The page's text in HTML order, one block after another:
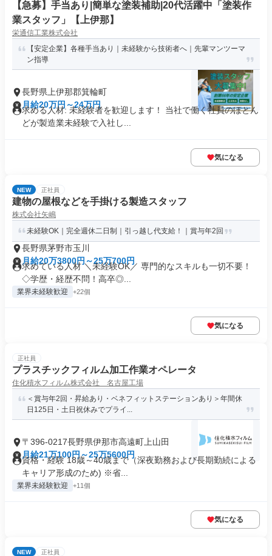
【急募】手当あり|簡単な塗装補助|20代活躍中「塗装作
業スタッフ」【上伊那】
栄通信工業株式会社
【安定企業】各種手当あり｜未経験から技術者へ｜先輩マンツーマ
ン指導
長野県上伊那郡箕輪町
月給20万円～24万円
求める人材: 未経験者を歓迎します！ 当社で働く社員のほとん
どが製造業未経験で入社し...
気になる
NEW 正社員
建物の屋根などを手掛ける製造スタッフ
株式会社矢嶋
未経験OK｜完全週休二日制｜引っ越し代支給！｜賞与年2回
長野県茅野市玉川
月給20万3800円～25万700円
求めている人材 ＼未経験OK／ 専門的なスキルも一切不要！
◇学歴・経歴不問！高卒◎...
業界未経験歓迎 +22個
気になる
正社員
プラスチックフィルム加工作業オペレータ
住化積水フィルム株式会社 名古屋工場
＜賞与年2回・昇給あり・ベネフィットステーションあり＞年間休
日125日・土日祝休みでプライ...
〒396-0217長野県伊那市高遠町上山田
月給21万100円～25万5600円
資格・経験 18歳～40歳まで（深夜勤務および長期勤続による
キャリア形成のため) ※省...
業界未経験歓迎 +11個
気になる
NEW 正社員